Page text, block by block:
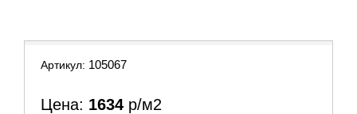
Артикул: 105067
Цена: 1634 р/м2